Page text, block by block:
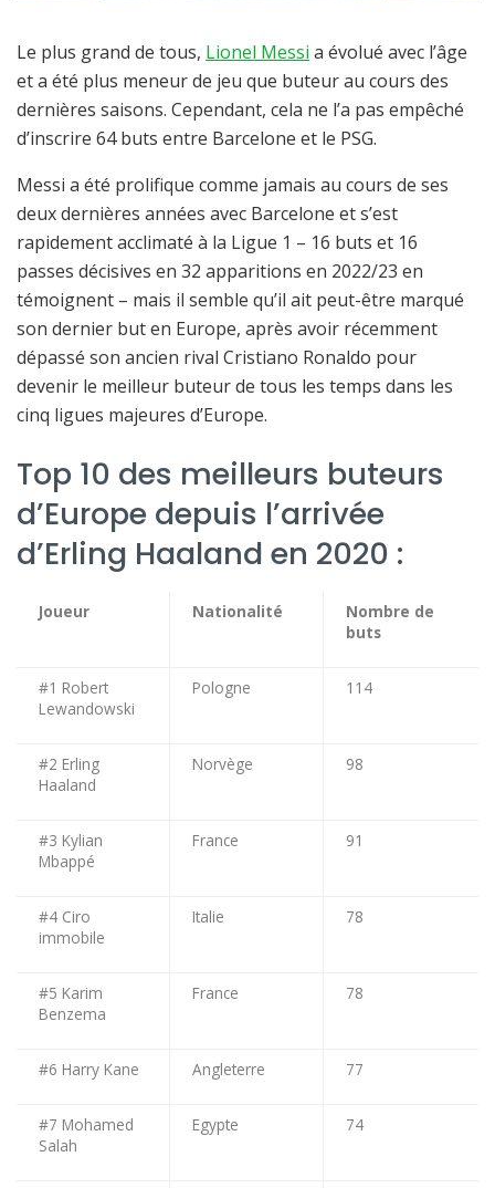
Le plus grand de tous, Lionel Messi a évolué avec l’âge
et a été plus meneur de jeu que buteur au cours des
dernières saisons. Cependant, cela ne l’a pas empêché
d’inscrire 64 buts entre Barcelone et le PSG.
Messi a été prolifique comme jamais au cours de ses
deux dernières années avec Barcelone et s’est
rapidement acclimaté à la Ligue 1 – 16 buts et 16
passes décisives en 32 apparitions en 2022/23 en
témoignent – mais il semble qu’il ait peut-être marqué
son dernier but en Europe, après avoir récemment
dépassé son ancien rival Cristiano Ronaldo pour
devenir le meilleur buteur de tous les temps dans les
cinq ligues majeures d’Europe.
Top 10 des meilleurs buteurs
d’Europe depuis l’arrivée
d’Erling Haaland en 2020 :
Joueur Nationalité
Nombre de
buts
#1 Robert
Lewandowski
Pologne 114
#2 Erling
Haaland
Norvège 98
#3 Kylian
Mbappé
France 91
#4 Ciro
immobile
Italie 78
#5 Karim
Benzema
France 78
#6 Harry Kane Angleterre 77
#7 Mohamed
Salah
Egypte 74